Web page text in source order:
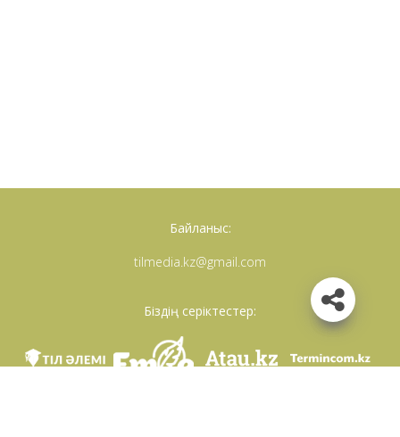
Байланыс:
tilmedia.kz@gmail.com
Біздің серіктестер: